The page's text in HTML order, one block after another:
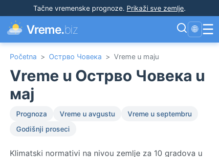
Tačne vremenske prognoze. Prikaži sve zemlje.
Vreme.biz 🌐 ☰
Početna > Острво Човека > Vreme u maju
Vreme u Острво Човека u
мај
Prognoza Vreme u avgustu
Vreme u septembru
Godišnji proseci
Klimatski normativi na nivou zemlje za 10 gradova u